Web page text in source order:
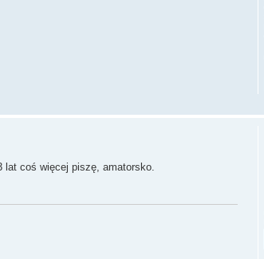
lat coś więcej piszę, amatorsko.